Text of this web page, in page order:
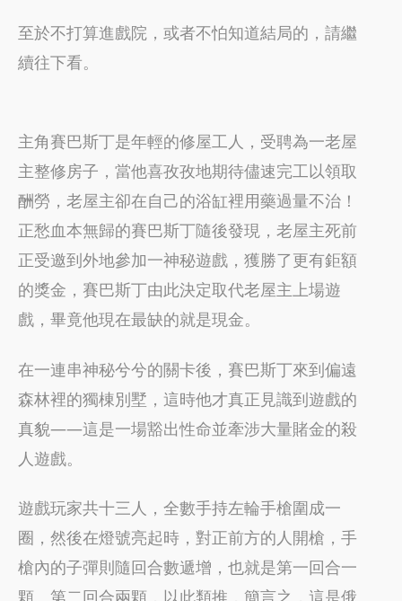
至於不打算進戲院，或者不怕知道結局的，請繼
續往下看。
主角賽巴斯丁是年輕的修屋工人，受聘為一老屋
主整修房子，當他喜孜孜地期待儘速完工以領取
酬勞，老屋主卻在自己的浴缸裡用藥過量不治！
正愁血本無歸的賽巴斯丁隨後發現，老屋主死前
正受邀到外地參加一神秘遊戲，獲勝了更有鉅額
的獎金，賽巴斯丁由此決定取代老屋主上場遊
戲，畢竟他現在最缺的就是現金。
在一連串神秘兮兮的關卡後，賽巴斯丁來到偏遠
森林裡的獨棟別墅，這時他才真正見識到遊戲的
真貌——這是一場豁出性命並牽涉大量賭金的殺
人遊戲。
遊戲玩家共十三人，全數手持左輪手槍圍成一
圈，然後在燈號亮起時，對正前方的人開槍，手
槍內的子彈則隨回合數遞增，也就是第一回合一
顆、第二回合兩顆，以此類推，簡言之，這是俄